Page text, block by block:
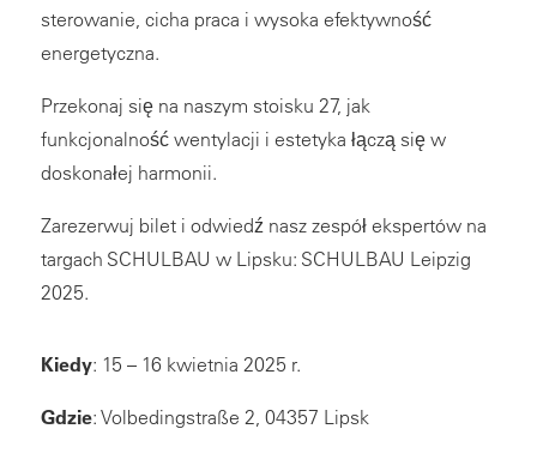
sterowanie, cicha praca i wysoka efektywność
energetyczna.
Przekonaj się na naszym stoisku 27, jak
funkcjonalność wentylacji i estetyka łączą się w
doskonałej harmonii.
Zarezerwuj bilet i odwiedź nasz zespół ekspertów na
targach SCHULBAU w Lipsku: SCHULBAU Leipzig
2025.
Kiedy: 15 – 16 kwietnia 2025 r.
Gdzie: Volbedingstraße 2, 04357 Lipsk